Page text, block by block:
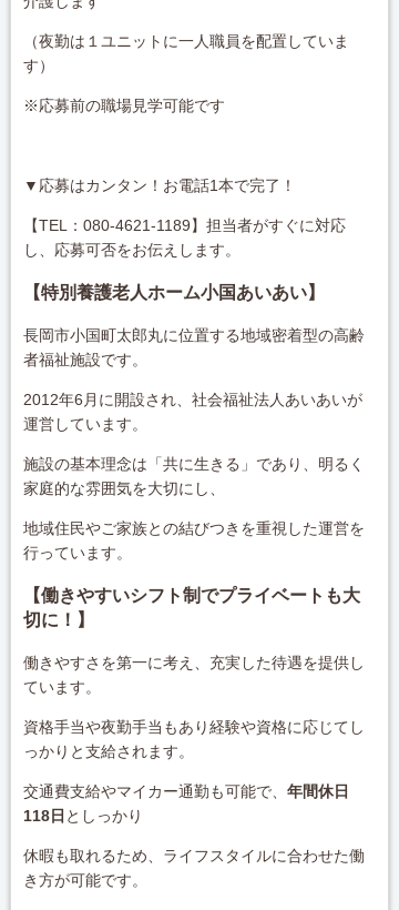
（夜勤は１ユニットに一人職員を配置していま
す）
※応募前の職場見学可能です
▼応募はカンタン！お電話1本で完了！
【TEL：080-4621-1189】担当者がすぐに対応
し、応募可否をお伝えします。
【特別養護老人ホーム小国あいあい】
長岡市小国町太郎丸に位置する地域密着型の高齢
者福祉施設です。
2012年6月に開設され、社会福祉法人あいあいが
運営しています。
施設の基本理念は「共に生きる」であり、明るく
家庭的な雰囲気を大切にし、
地域住民やご家族との結びつきを重視した運営を
行っています。
【働きやすいシフト制でプライベートも大
切に！】
働きやすさを第一に考え、充実した待遇を提供し
ています。
資格手当や夜勤手当もあり経験や資格に応じてし
っかりと支給されます。
交通費支給やマイカー通勤も可能で、年間休日
118日 としっかり
休暇も取れるため、ライフスタイルに合わせた働
き方が可能です。